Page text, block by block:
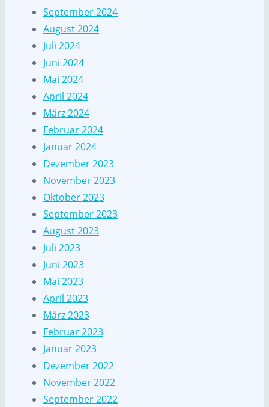
September 2024
August 2024
Juli 2024
Juni 2024
Mai 2024
April 2024
März 2024
Februar 2024
Januar 2024
Dezember 2023
November 2023
Oktober 2023
September 2023
August 2023
Juli 2023
Juni 2023
Mai 2023
April 2023
März 2023
Februar 2023
Januar 2023
Dezember 2022
November 2022
September 2022